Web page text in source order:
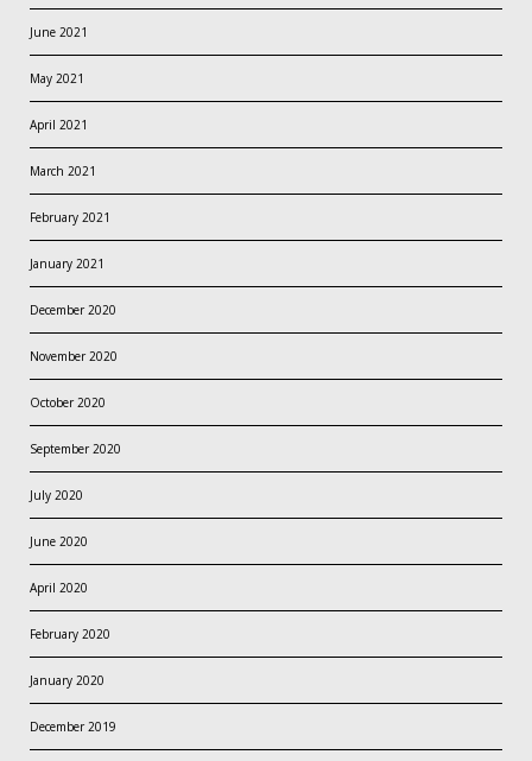
June 2021
May 2021
April 2021
March 2021
February 2021
January 2021
December 2020
November 2020
October 2020
September 2020
July 2020
June 2020
April 2020
February 2020
January 2020
December 2019